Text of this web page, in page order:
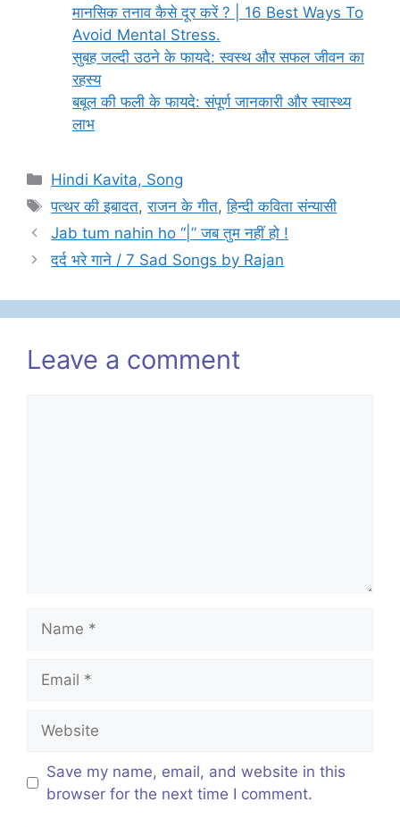
मानसिक तनाव कैसे दूर करें ? | 16 Best Ways To
Avoid Mental Stress.
सुबह जल्दी उठने के फायदे: स्वस्थ और सफल जीवन का
रहस्य
बबूल की फली के फायदे: संपूर्ण जानकारी और स्वास्थ्य
लाभ
Categories
Hindi Kavita, Song
Tags
पत्थर की इबादत,राजन के गीत,हिन्दी कविता संन्यासी
Jab tum nahin ho “|” जब तुम नहीं हो !
दर्द भरे गाने / 7 Sad Songs by Rajan
Leave a comment
Save my name, email, and website in this
browser for the next time I comment.